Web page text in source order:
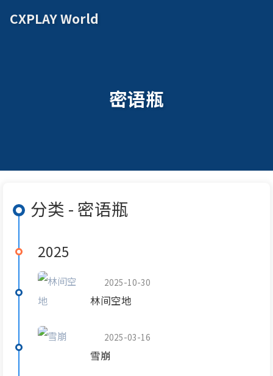
CXPLAY World
密语瓶
分类 - 密语瓶
2025
2025-10-30
林间空地
2025-03-16
雪崩